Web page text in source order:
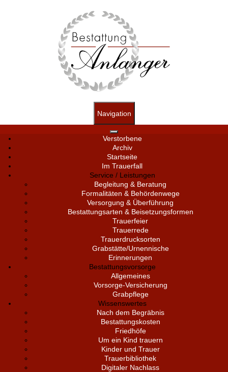
Navigation
Verstorbene
Archiv
Startseite
Im Trauerfall
Service / Leistungen
Begleitung & Beratung
Formalitäten & Behördenwege
Versorgung & Überführung
Bestattungsarten & Beisetzungsformen
Trauerfeier
Trauerrede
Trauerdrucksorten
Grabstätte/Urnennische
Erinnerungen
Bestattungsvorsorge
Allgemeines
Vorsorge-Versicherung
Grabpflege
Wissenswertes
Nach dem Begräbnis
Bestattungskosten
Friedhöfe
Um ein Kind trauern
Kinder und Trauer
Trauerbibliothek
Digitaler Nachlass